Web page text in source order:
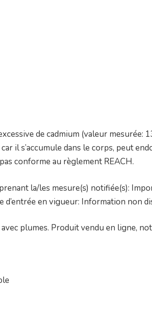
de cadmium (valeur mesurée:
il s’accumule dans le corps, peut
conforme au règlement REACH.
la/les mesure(s) notifiée(s):
d’entrée en vigueur: Information non
plumes. Produit vendu en ligne,